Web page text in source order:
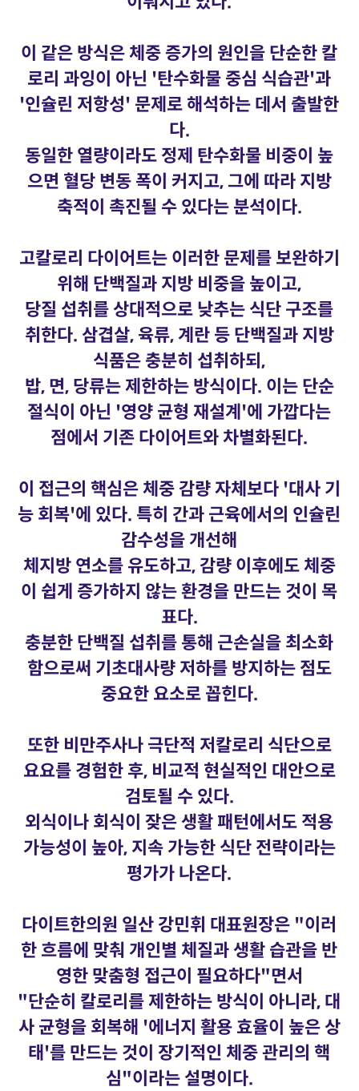
이 같은 방식은 체중 증가의 원인을 단순한 칼
로리 과잉이 아닌 '탄수화물 중심 식습관'과
'인슐린 저항성' 문제로 해석하는 데서 출발한
다.
동일한 열량이라도 정제 탄수화물 비중이 높
으면 혈당 변동 폭이 커지고, 그에 따라 지방
축적이 촉진될 수 있다는 분석이다.
고칼로리 다이어트는 이러한 문제를 보완하기
위해 단백질과 지방 비중을 높이고,
당질 섭취를 상대적으로 낮추는 식단 구조를
취한다. 삼겹살, 육류, 계란 등 단백질과 지방
식품은 충분히 섭취하되,
밥, 면, 당류는 제한하는 방식이다. 이는 단순
절식이 아닌 '영양 균형 재설계'에 가깝다는
점에서 기존 다이어트와 차별화된다.
이 접근의 핵심은 체중 감량 자체보다 '대사 기
능 회복'에 있다. 특히 간과 근육에서의 인슐린
감수성을 개선해
체지방 연소를 유도하고, 감량 이후에도 체중
이 쉽게 증가하지 않는 환경을 만드는 것이 목
표다.
충분한 단백질 섭취를 통해 근손실을 최소화
함으로써 기초대사량 저하를 방지하는 점도
중요한 요소로 꼽힌다.
또한 비만주사나 극단적 저칼로리 식단으로
요요를 경험한 후, 비교적 현실적인 대안으로
검토될 수 있다.
외식이나 회식이 잦은 생활 패턴에서도 적용
가능성이 높아, 지속 가능한 식단 전략이라는
평가가 나온다.
다이트한의원 일산 강민휘 대표원장은 "이러
한 흐름에 맞춰 개인별 체질과 생활 습관을 반
영한 맞춤형 접근이 필요하다"면서
"단순히 칼로리를 제한하는 방식이 아니라, 대
사 균형을 회복해 '에너지 활용 효율이 높은 상
태'를 만드는 것이 장기적인 체중 관리의 핵
심"이라는 설명이다.